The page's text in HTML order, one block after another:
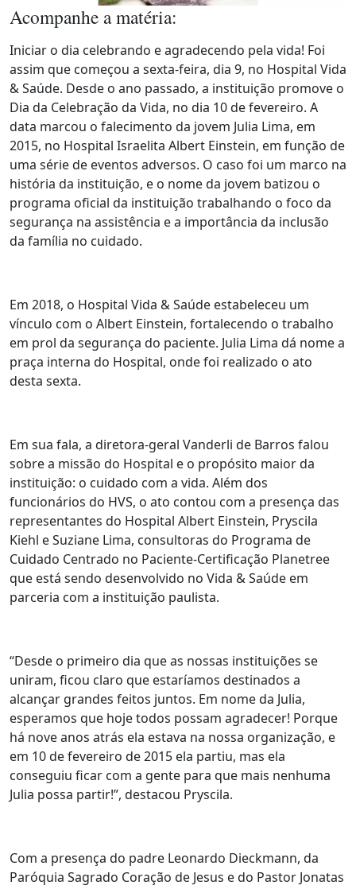
Acompanhe a matéria:
Iniciar o dia celebrando e agradecendo pela vida! Foi
assim que começou a sexta-feira, dia 9, no Hospital Vida
& Saúde. Desde o ano passado, a instituição promove o
Dia da Celebração da Vida, no dia 10 de fevereiro. A
data marcou o falecimento da jovem Julia Lima, em
2015, no Hospital Israelita Albert Einstein, em função de
uma série de eventos adversos. O caso foi um marco na
história da instituição, e o nome da jovem batizou o
programa oficial da instituição trabalhando o foco da
segurança na assistência e a importância da inclusão
da família no cuidado.
Em 2018, o Hospital Vida & Saúde estabeleceu um
vínculo com o Albert Einstein, fortalecendo o trabalho
em prol da segurança do paciente. Julia Lima dá nome a
praça interna do Hospital, onde foi realizado o ato
desta sexta.
Em sua fala, a diretora-geral Vanderli de Barros falou
sobre a missão do Hospital e o propósito maior da
instituição: o cuidado com a vida. Além dos
funcionários do HVS, o ato contou com a presença das
representantes do Hospital Albert Einstein, Pryscila
Kiehl e Suziane Lima, consultoras do Programa de
Cuidado Centrado no Paciente-Certificação Planetree
que está sendo desenvolvido no Vida & Saúde em
parceria com a instituição paulista.
“Desde o primeiro dia que as nossas instituições se
uniram, ficou claro que estaríamos destinados a
alcançar grandes feitos juntos. Em nome da Julia,
esperamos que hoje todos possam agradecer! Porque
há nove anos atrás ela estava na nossa organização, e
em 10 de fevereiro de 2015 ela partiu, mas ela
conseguiu ficar com a gente para que mais nenhuma
Julia possa partir!”, destacou Pryscila.
Com a presença do padre Leonardo Dieckmann, da
Paróquia Sagrado Coração de Jesus e do Pastor Jonatas